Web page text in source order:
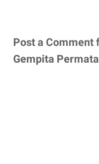
Post a Comment
Gempita